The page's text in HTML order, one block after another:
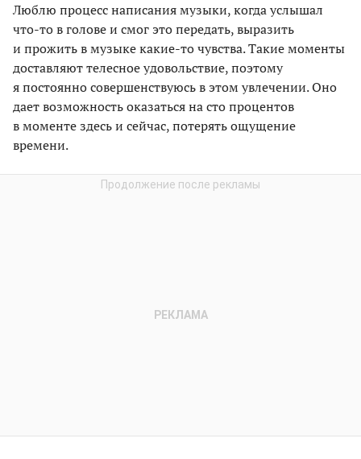
Люблю процесс написания музыки, когда услышал
что-то в голове и смог это передать, выразить
и прожить в музыке какие-то чувства. Такие моменты
доставляют телесное удовольствие, поэтому
я постоянно совершенствуюсь в этом увлечении. Оно
дает возможность оказаться на сто процентов
в моменте здесь и сейчас, потерять ощущение
времени.